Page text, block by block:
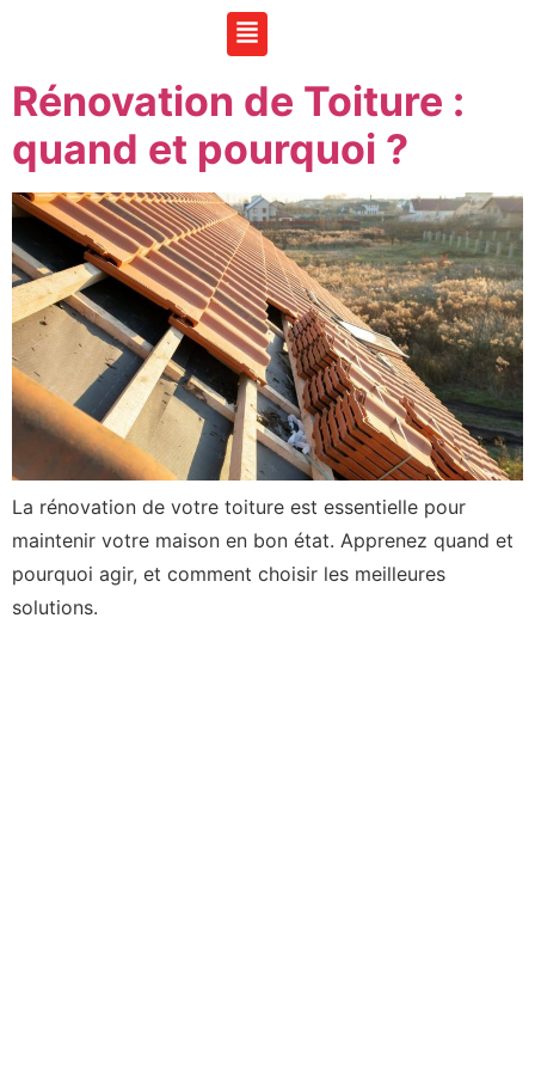
Rénovation de Toiture :
quand et pourquoi ?
La rénovation de votre toiture est essentielle pour
maintenir votre maison en bon état. Apprenez quand et
pourquoi agir, et comment choisir les meilleures
solutions.